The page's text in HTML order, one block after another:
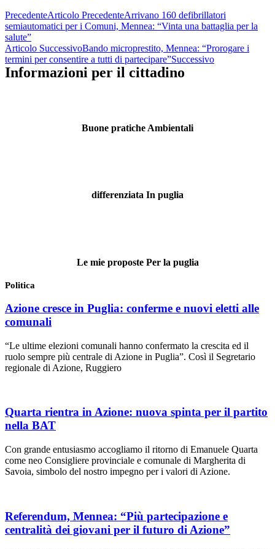
PrecedenteArticolo PrecedenteArrivano 160 defibrillatori
semiautomatici per i Comuni, Mennea: “Vinta una battaglia per la
salute”
Articolo SuccessivoBando microprestito, Mennea: “Prorogare i
termini per consentire a tutti di partecipare”Successivo
Informazioni per il cittadino
Buone pratiche Ambientali
differenziata In puglia
Le mie proposte Per la puglia
Politica
Azione cresce in Puglia: conferme e nuovi eletti alle
comunali
“Le ultime elezioni comunali hanno confermato la crescita ed il
ruolo sempre più centrale di Azione in Puglia”. Così il Segretario
regionale di Azione, Ruggiero
Quarta rientra in Azione: nuova spinta per il partito
nella BAT
Con grande entusiasmo accogliamo il ritorno di Emanuele Quarta
come neo Consigliere provinciale e comunale di Margherita di
Savoia, simbolo del nostro impegno per i valori di Azione.
Referendum, Mennea: “Più partecipazione e
centralità dei giovani per il futuro di Azione”